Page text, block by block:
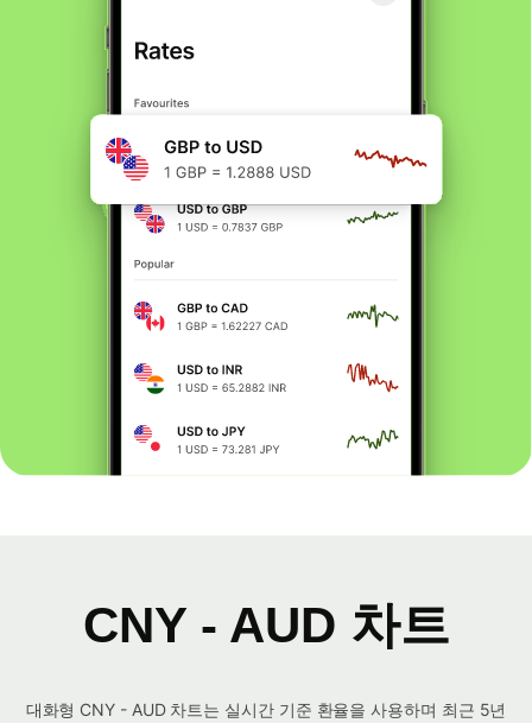
CNY - AUD 차트
대화형 CNY - AUD 차트는 실시간 기준 환율을 사용하며 최근 5년